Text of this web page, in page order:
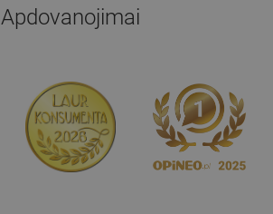
Apdovanojimai